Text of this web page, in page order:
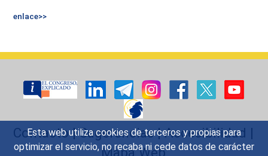
Esta web utiliza cookies de terceros y propias para
optimizar el servicio, no recaba ni cede datos de carácter
enlace>>
Contacto|Sugerencias|Accesibilidad |
Mapa Web